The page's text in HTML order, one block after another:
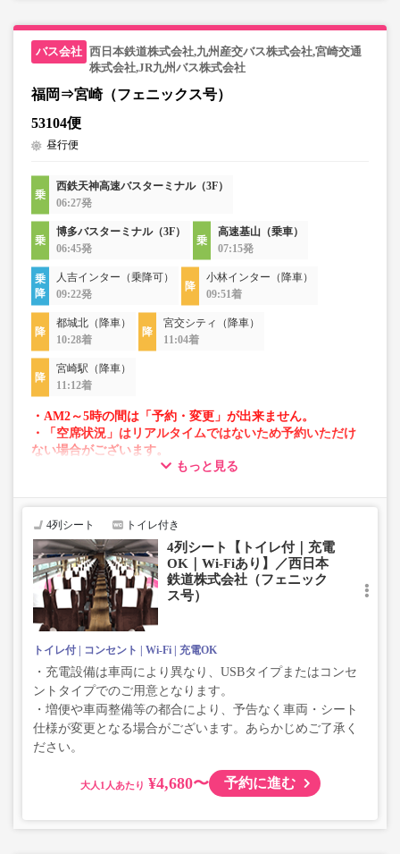
西日本鉄道株式会社,九州産交バス株式会社,宮崎交通
株式会社,JR九州バス株式会社
福岡⇒宮崎（フェニックス号）
53104便
昼行便
西鉄天神高速バスターミナル（3F）
06:27発
博多バスターミナル（3F）
06:45発
高速基山（乗車）
07:15発
人吉インター（乗降可）
09:22発
小林インター（降車）
09:51着
都城北（降車）
10:28着
宮交シティ（降車）
11:04着
宮崎駅（降車）
11:12着
・AM2～5時の間は「予約・変更」が出来ません。
・「空席状況」はリアルタイムではないため予約いただけ
ない場合がございます。
・車両は予告なく変更となる場合がございます。これに伴
で、あらかじめご了承ください。
もっと見る
4列シート トイレ付き
4列シート【トイレ付｜充電
OK｜Wi-Fiあり】／西日本
鉄道株式会社（フェニック
ス号）
トイレ付 コンセント Wi-Fi 充電OK
・充電設備は車両により異なり、USBタイプまたはコンセ
ントタイプでのご用意となります。
・増便や車両整備等の都合により、予告なく車両・シート
仕様が変更となる場合がございます。あらかじめご了承く
ださい。
大人 ¥4,680〜 予約に進む